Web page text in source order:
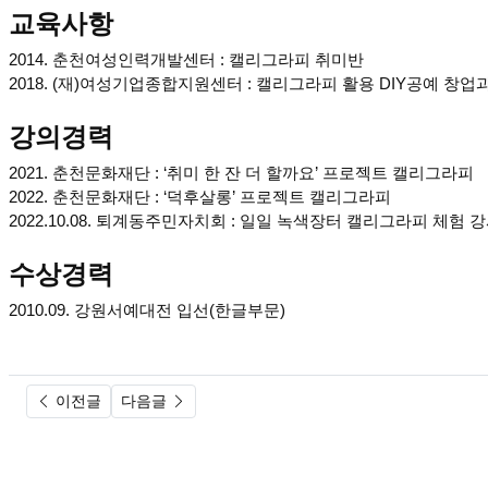
교육사항
2014. 춘천여성인력개발센터 : 캘리그라피 취미반
2018. (재)여성기업종합지원센터 : 캘리그라피 활용 DIY공예 창업
강의경력
2021. 춘천문화재단 : ‘취미 한 잔 더 할까요’ 프로젝트 캘리그라피
2022. 춘천문화재단 : ‘덕후살롱’ 프로젝트 캘리그라피
2022.10.08. 퇴계동주민자치회 : 일일 녹색장터 캘리그라피 체험
수상경력
2010.09. 강원서예대전 입선(한글부문)
이전글
다음글